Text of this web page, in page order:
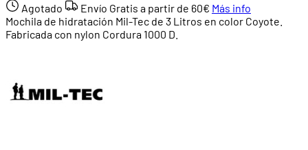
Agotado
Envío Gratis a partir de 60€ Más info
Mochila de hidratación Mil-Tec de 3 Litros en color Coyote.
Fabricada con nylon Cordura 1000 D.